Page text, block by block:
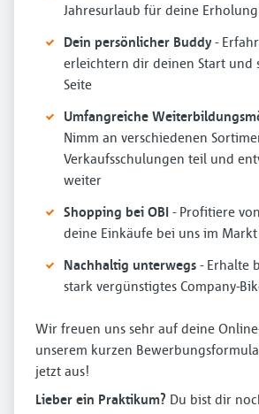
Jahresurlaub für deine Erholung
Dein persönlicher Buddy -
erleichtern dir deinen Start und
Seite
Umfangreiche
Nimm an verschiedenen
Verkaufsschulungen teil und
weiter
Shopping bei OBI - Profitiere
deine Einkäufe bei uns im
Nachhaltig unterwegs - Erhalte
stark vergünstigtes Company-
Wir freuen uns sehr auf deine
unserem kurzen
jetzt aus!
Lieber ein Praktikum? Du bist dir